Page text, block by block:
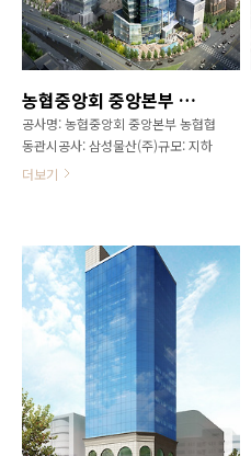
농협중앙회 중앙본부 농협협동관
공사명: 농협중앙회 중앙본부 농협협
동관시공사: 삼성물산(주)규모: 지하
6층~지상21층, 업무시설, 근린생활
2011.05
더보기